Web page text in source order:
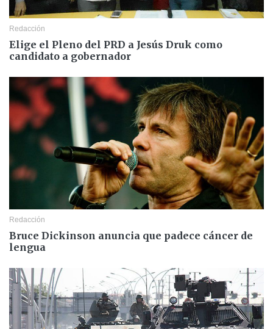
Redacción
Elige el Pleno del PRD a Jesús Druk como
candidato a gobernador
Redacción
Bruce Dickinson anuncia que padece cáncer de
lengua